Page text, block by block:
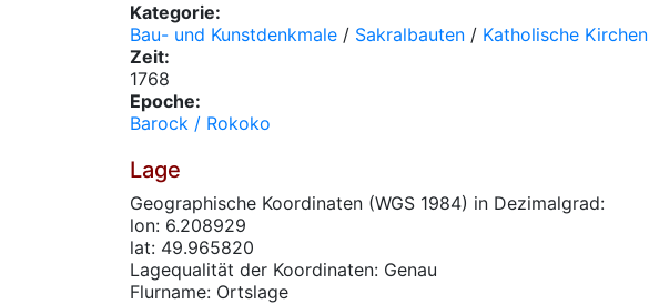
Kategorie:
Bau- und Kunstdenkmale / Sakralbauten / Katholische Kirchen
Zeit:
1768
Epoche:
Barock / Rokoko
Lage
Geographische Koordinaten (WGS 1984) in Dezimalgrad:
lon: 6.208929
lat: 49.965820
Lagequalität der Koordinaten: Genau
Flurname: Ortslage